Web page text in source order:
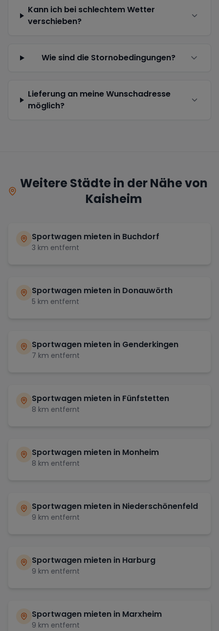
Kann ich bei schlechtem Wetter
verschieben?
Wie sind die Stornobedingungen?
Lieferung an meine Wunschadresse
möglich?
Weitere Städte in der Nähe von
Kaisheim
Sportwagen mieten in Buchdorf
3 km entfernt
Sportwagen mieten in Donauwörth
5 km entfernt
Sportwagen mieten in Genderkingen
7 km entfernt
Sportwagen mieten in Fünfstetten
8 km entfernt
Sportwagen mieten in Monheim
8 km entfernt
Sportwagen mieten in Niederschönenfeld
9 km entfernt
Sportwagen mieten in Harburg
9 km entfernt
Sportwagen mieten in Marxheim
9 km entfernt